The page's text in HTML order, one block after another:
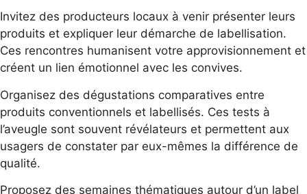
Invitez des producteurs locaux à venir présenter leurs
produits et expliquer leur démarche de labellisation.
Ces rencontres humanisent votre approvisionnement et
créent un lien émotionnel avec les convives.
Organisez des dégustations comparatives entre
produits conventionnels et labellisés. Ces tests à
l’aveugle sont souvent révélateurs et permettent aux
usagers de constater par eux-mêmes la différence de
qualité.
Proposez des semaines thématiques autour d’un label